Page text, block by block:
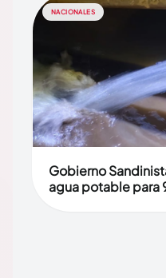
NACIONALES
Gobierno
agua potable para